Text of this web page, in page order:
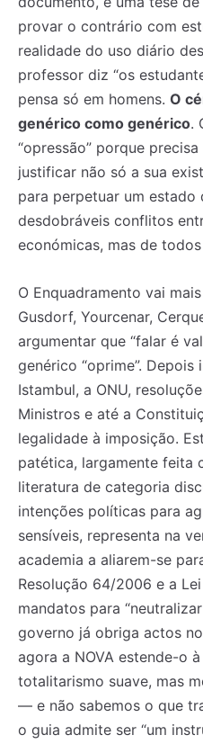
provar o contrário com
realidade do uso diário
professor diz “os
pensa só em homens. O
genérico como genérico.
“opressão” porque
justificar não só a sua
para perpetuar um estado
desdobráveis conflitos
económicas, mas de
O Enquadramento vai
Gusdorf, Yourcenar,
argumentar que “falar é
genérico “oprime”.
Istambul, a ONU,
Ministros e até a
legalidade à imposição.
patética, largamente feita
literatura de categoria
intenções políticas para
sensíveis, representa na
academia a aliarem-se
Resolução 64/2006 e a
mandatos para
governo já obriga actos
agora a NOVA estende-o
totalitarismo suave, mas
— e não sabemos o que
o guia admite ser “um